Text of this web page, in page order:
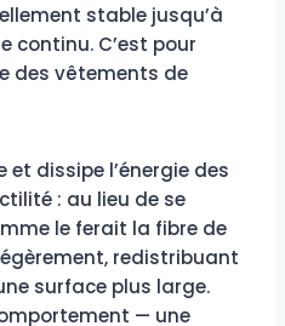
stable jusqu’à
continu. C’est pour
des vêtements de
et dissipe l’énergie des
: au lieu de se
le ferait la fibre de
redistribuant
surface plus large.
— une